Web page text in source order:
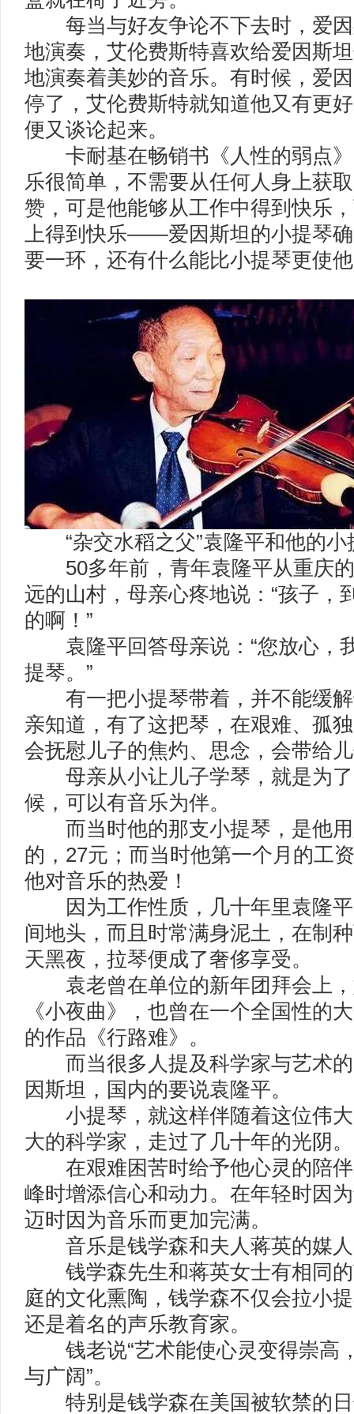
每当与好友争论不下去时，爱因
地演奏，艾伦费斯特喜欢给爱因斯
地演奏着美妙的音乐。有时候，爱
停了，艾伦费斯特就知道他又有更
便又谈论起来。
卡耐基在畅销书《人性的弱点》
乐很简单，不需要从任何人身上获
赞，可是他能够从工作中得到快乐
上得到快乐——爱因斯坦的小提琴
要一环，还有什么能比小提琴更使
“杂交水稻之父”袁隆平和他的小
50多年前，青年袁隆平从重庆的
远的山村，母亲心疼地说：“孩子，
的啊！”
袁隆平回答母亲说：“您放心，
提琴。”
有一把小提琴带着，并不能缓解
亲知道，有了这把琴，在艰难、孤
会抚慰儿子的焦灼、思念，会带给
母亲从小让儿子学琴，就是为了
候，可以有音乐为伴。
而当时他的那支小提琴，是他用
的，27元；而当时他第一个月的工
他对音乐的热爱！
因为工作性质，几十年里袁隆平
间地头，而且时常满身泥土，在制
天黑夜，拉琴便成了奢侈享受。
袁老曾在单位的新年团拜会上，
《小夜曲》，也曾在一个全国性的
的作品《行路难》。
而当很多人提及科学家与艺术的
因斯坦，国内的要说袁隆平。
小提琴，就这样伴随着这位伟大
大的科学家，走过了几十年的光阴。
在艰难困苦时给予他心灵的陪伴
峰时增添信心和动力。在年轻时因
迈时因为音乐而更加完满。
音乐是钱学森和夫人蒋英的媒人
钱学森先生和蒋英女士有相同的
庭的文化熏陶，钱学森不仅会拉小
还是着名的声乐教育家。
钱老说“艺术能使心灵变得崇高
与广阔”。
特别是钱学森在美国被软禁的日